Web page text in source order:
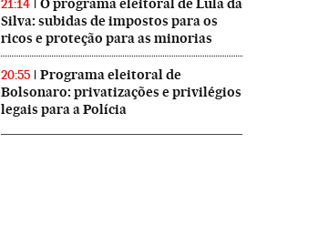
21:14
O programa eleitoral de Lula da
Silva: subidas de impostos para os
ricos e proteção para as minorias
20:55
Programa eleitoral de
Bolsonaro: privatizações e privilégios
legais para a Polícia